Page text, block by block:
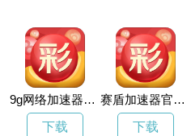
9g网络加速器官网
下载
赛盾加速器官网入口
下载